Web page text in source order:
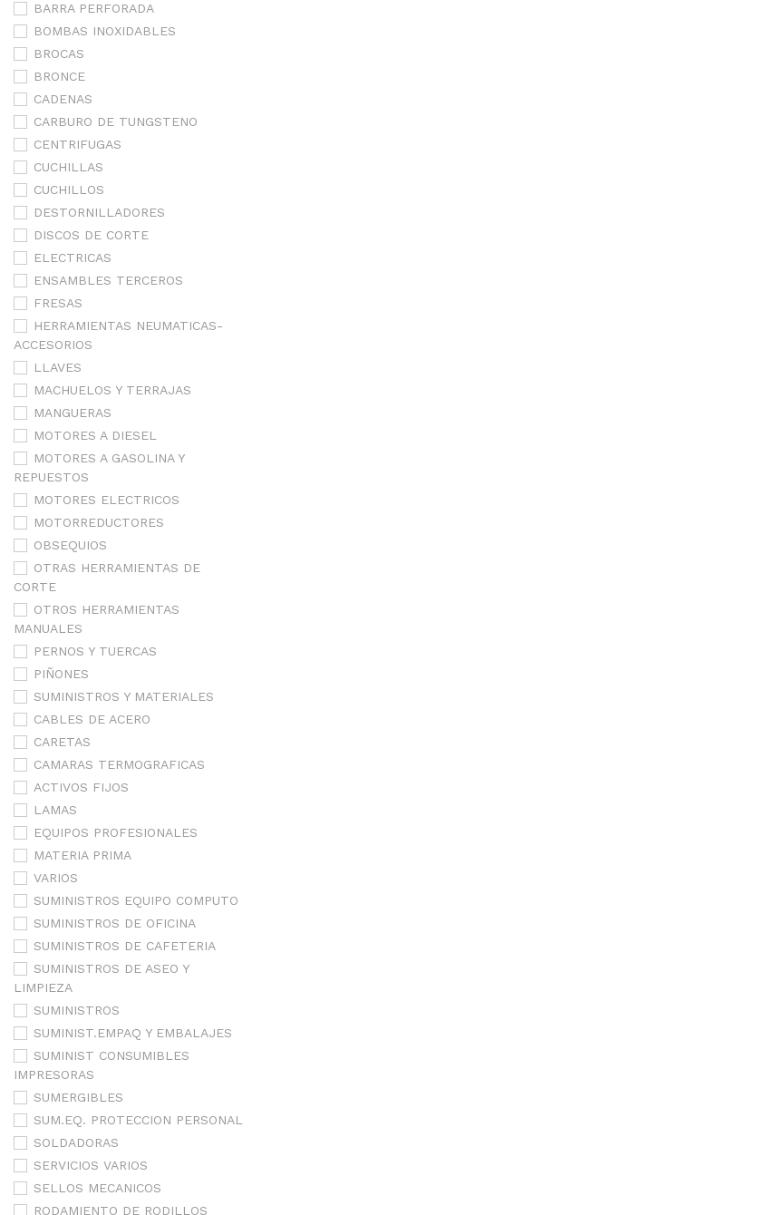
BARRA PERFORADA
BOMBAS INOXIDABLES
BROCAS
BRONCE
CADENAS
CARBURO DE TUNGSTENO
CENTRIFUGAS
CUCHILLAS
CUCHILLOS
DESTORNILLADORES
DISCOS DE CORTE
ELECTRICAS
ENSAMBLES TERCEROS
FRESAS
HERRAMIENTAS NEUMATICAS-
ACCESORIOS
LLAVES
MACHUELOS Y TERRAJAS
MANGUERAS
MOTORES A DIESEL
MOTORES A GASOLINA Y
REPUESTOS
MOTORES ELECTRICOS
MOTORREDUCTORES
OBSEQUIOS
OTRAS HERRAMIENTAS DE
CORTE
OTROS HERRAMIENTAS
MANUALES
PERNOS Y TUERCAS
PIÑONES
SUMINISTROS Y MATERIALES
CABLES DE ACERO
CARETAS
CAMARAS TERMOGRAFICAS
ACTIVOS FIJOS
LAMAS
EQUIPOS PROFESIONALES
MATERIA PRIMA
VARIOS
SUMINISTROS EQUIPO COMPUTO
SUMINISTROS DE OFICINA
SUMINISTROS DE CAFETERIA
SUMINISTROS DE ASEO Y
LIMPIEZA
SUMINISTROS
SUMINIST.EMPAQ Y EMBALAJES
SUMINIST CONSUMIBLES
IMPRESORAS
SUMERGIBLES
SUM.EQ. PROTECCION PERSONAL
SOLDADORAS
SERVICIOS VARIOS
SELLOS MECANICOS
RODAMIENTO DE RODILLOS